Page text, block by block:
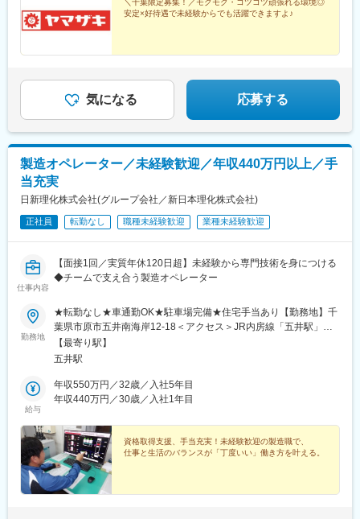
＼千葉限定募集！／モクモク・コツコツ頑張れる環境◎
安定×好待遇で未経験からでも活躍できますよ♪
気になる 応募する
製造オペレーター／未経験歓迎／年収440万円以上／手
当充実
日新理化株式会社(グループ会社／新日本理化株式会社)
正社員 転勤なし 職種未経験歓迎 業種未経験歓迎
仕事内容
【面接1回／実質年休120日超】未経験から専門技術を身につける
◆チームで支え合う製造オペレーター
勤務地
★転勤なし★車通勤OK★駐車場完備★住宅手当あり【勤務地】千
葉県市原市五井南海岸12-18＜アクセス＞JR内房線「五井駅」よ
り車で14分◎社員の多くがマイカー通勤を利用♪◎自由で快適な通
勤スタイルを楽しんでいます※受動喫煙対策：あり
【最寄り駅】
五井駅
給与
年収550万円／32歳／入社5年目
年収440万円／30歳／入社1年目
資格取得支援、手当充実！未経験歓迎の製造職で、
仕事と生活のバランスが「丁度いい」働き方を叶える。